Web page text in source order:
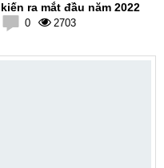
kiến ra mắt đầu năm 2022
0 2703